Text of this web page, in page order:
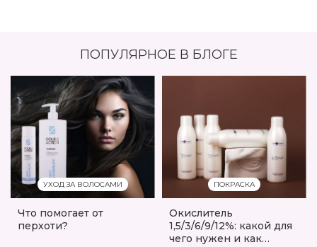
ПОПУЛЯРНОЕ В БЛОГЕ
УХОД ЗА ВОЛОСАМИ
Что помогает от
перхоти?
ПОКРАСКА
Окислитель
1,5/3/6/9/12%: какой для
чего нужен и как